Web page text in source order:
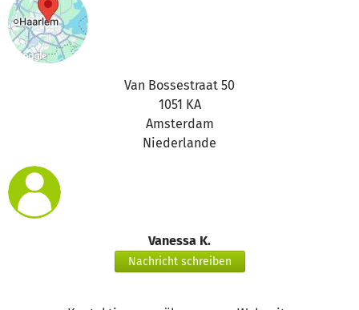
Beste Grüße
Euer betterplace.org-Team
Van Bossestraat 50
1051 KA
Amsterdam
Niederlande
Vanessa K.
Nachricht schreiben